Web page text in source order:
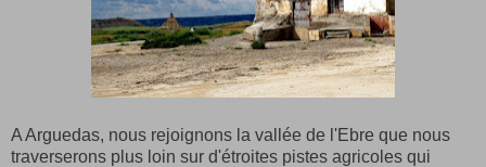
A Arguedas, nous rejoignons la vallée de l'Ebre que nous
traverserons plus loin sur d'étroites pistes agricoles qui